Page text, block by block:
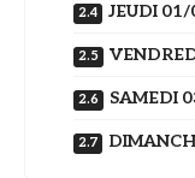
JEUDI 01/
SAMEDI